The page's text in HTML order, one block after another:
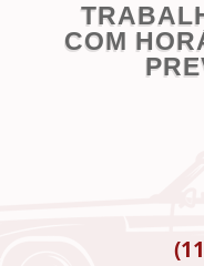
COM